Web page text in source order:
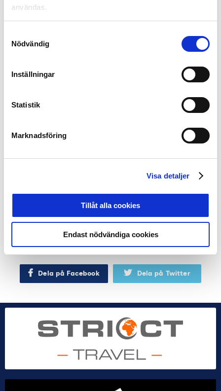
användas.
Nödvändig
Inställningar
Statistik
Marknadsföring
Visa detaljer
Tillåt alla cookies
Endast nödvändiga cookies
Ivo Pekalski och fyller i.
ska gå vidare med frågan i nästa skede.
– Forskarnas förslag på insatser kretsar mycket kring
ett tydligare policyarbete och utbildningsinsatser. Det
blir också där vi fokuserar vår energi initialt. En policy
jobba med de här problemen. Kan vi höja kunskapen lite
bestämt att de vill göra, menar Anders Wikström.
– Kan det här arbetet få fler att vara uppmärksamma
och hos andra, så är det bra. Det kan många kanske
och verktyg för att hantera livet när det är tufft och
har vi kommit väldigt långt, avslutar Selene Cortes.
Läs mer om rapporten från Karolinska Institutet här.
Dela på Facebook Dela på Twitter